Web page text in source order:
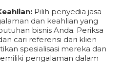
Pilih penyedia jasa
dan keahlian yang
bisnis Anda. Periksa
cari referensi dari klien
spesialisasi mereka dan
pengalaman dalam